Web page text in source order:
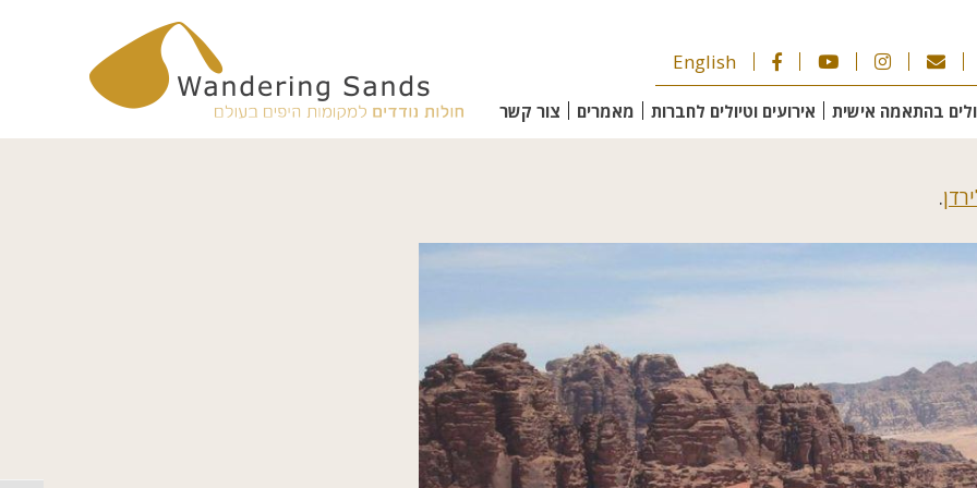
English
בהתאמה אישית אירועים וטיולים לחברות מאמרים צור קשר
.